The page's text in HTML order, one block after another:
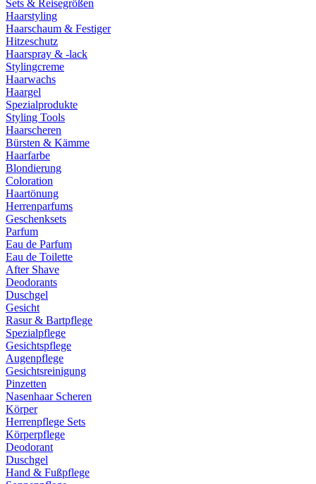
Sets & Reisegrößen
Haarstyling
Haarschaum & Festiger
Hitzeschutz
Haarspray & -lack
Stylingcreme
Haarwachs
Haargel
Spezialprodukte
Styling Tools
Haarscheren
Bürsten & Kämme
Haarfarbe
Blondierung
Coloration
Haartönung
Herrenparfums
Geschenksets
Parfum
Eau de Parfum
Eau de Toilette
After Shave
Deodorants
Duschgel
Gesicht
Rasur & Bartpflege
Spezialpflege
Gesichtspflege
Augenpflege
Gesichtsreinigung
Pinzetten
Nasenhaar Scheren
Körper
Herrenpflege Sets
Körperpflege
Deodorant
Duschgel
Hand & Fußpflege